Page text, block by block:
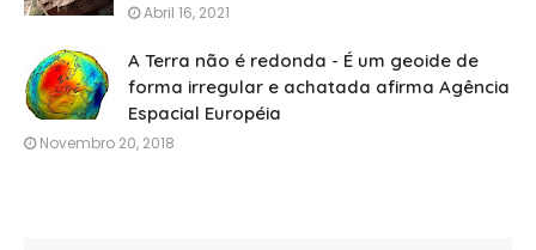
Abril 16, 2021
A Terra não é redonda - É um geoide de
forma irregular e achatada afirma Agência
Espacial Européia
Novembro 20, 2018